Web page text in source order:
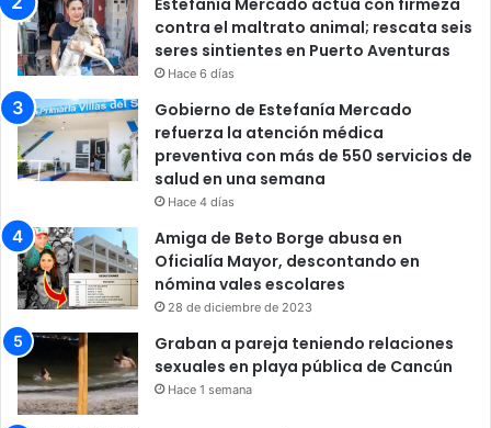
contra el maltrato animal; rescata seis
seres sintientes en Puerto Aventuras
Hace 6 días
Gobierno de Estefanía Mercado
refuerza la atención médica
preventiva con más de 550 servicios de
salud en una semana
Hace 4 días
Amiga de Beto Borge abusa en
Oficialía Mayor, descontando en
nómina vales escolares
28 de diciembre de 2023
Graban a pareja teniendo relaciones
sexuales en playa pública de Cancún
Hace 1 semana